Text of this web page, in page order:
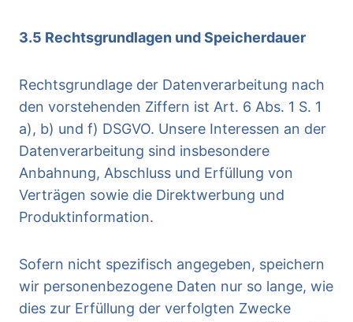
3.5 Rechtsgrundlagen und Speicherdauer
Rechtsgrundlage der Datenverarbeitung nach
den vorstehenden Ziffern ist Art. 6 Abs. 1 S. 1
a), b) und f) DSGVO. Unsere Interessen an der
Datenverarbeitung sind insbesondere
Anbahnung, Abschluss und Erfüllung von
Verträgen sowie die Direktwerbung und
Produktinformation.
Sofern nicht spezifisch angegeben, speichern
wir personenbezogene Daten nur so lange, wie
dies zur Erfüllung der verfolgten Zwecke